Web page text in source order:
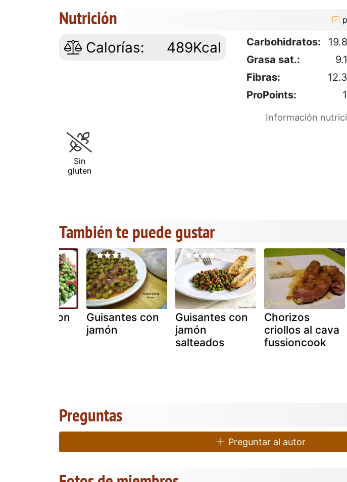
Nutrición
Calorías: 489Kcal Carbohidratos:
Grasa sat.:
Fibras:
ProPoints:
Información
Sin
gluten
También te puede gustar
con
Guisantes con
jamón
Guisantes con
jamón
salteados
Chorizos
criollos al cava
fussioncook
Preguntas
Preguntar al autor